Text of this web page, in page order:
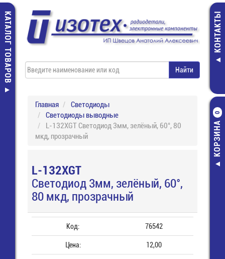
КАТАЛОГ ТОВАРОВ КОНТАКТЫ
КОРЗИНА
0
Главная
Светодиоды
Светодиоды выводные
L-132XGT Светодиод 3мм, зелёный, 60°, 80
мкд, прозрачный
L-132XGT
Светодиод 3мм, зелёный, 60°,
80 мкд, прозрачный
Код: 76542
Цена: 12,00